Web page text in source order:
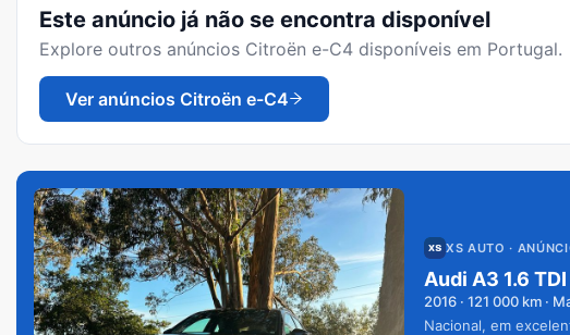
Este anúncio já não se encontra disponível
Explore outros anúncios Citroën e-C4 disponíveis em Portugal.
Ver anúncios Citroën e-C4
XS AUTO ·
Audi A3 1.6
2016 · 121 000 km ·
Nacional, em